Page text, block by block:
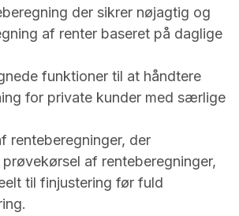
der sikrer nøjagtig og
af renter baseret på daglige
funktioner til at håndtere
for private kunder med særlige
renteberegninger, der
af renteberegninger,
til finjustering før fuld